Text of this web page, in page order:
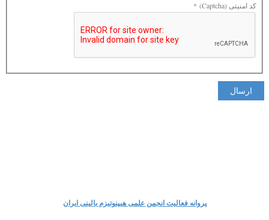
کد امنیتی (Captcha) *
ارسال
پروانه فعالیت انجمن علمی هیپنوتیزم بالینی ایران